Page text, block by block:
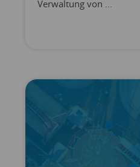
Verwaltung von ...